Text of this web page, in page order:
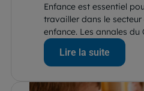
Enfance est essentiel
travailler dans le
enfance. Les annales du
Lire la suite